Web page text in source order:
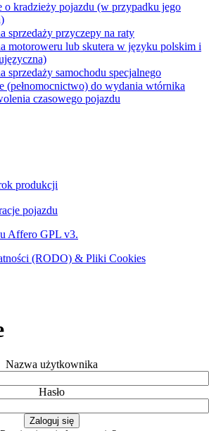
o kradzieży pojazdu (w przypadku jego
sprzedaży przyczepy na raty
motoroweru lub skutera w języku polskim i
sprzedaży samochodu specjalnego
(pełnomocnictwo) do wydania wtórnika
czasowego pojazdu
produkcji
pojazdu
Affero GPL v3.
(RODO) & Pliki Cookies
Nazwa użytkownika
Hasło